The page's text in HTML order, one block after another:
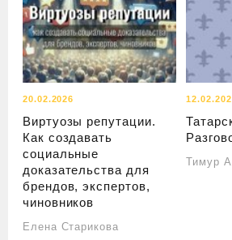
20.02.2026
Виртуозы репутации.
Как создавать
социальные
доказательства для
брендов, экспертов,
чиновников
Елена Старикова
Тимур